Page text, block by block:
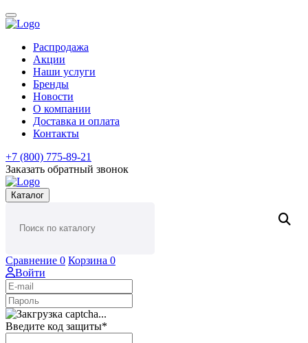
Распродажа
Акции
Наши услуги
Бренды
Новости
О компании
Доставка и оплата
Контакты
+7 (800) 775-89-21
Заказать обратный звонок
Каталог
Сравнение 0 Корзина 0
Войти
Введите код защиты*